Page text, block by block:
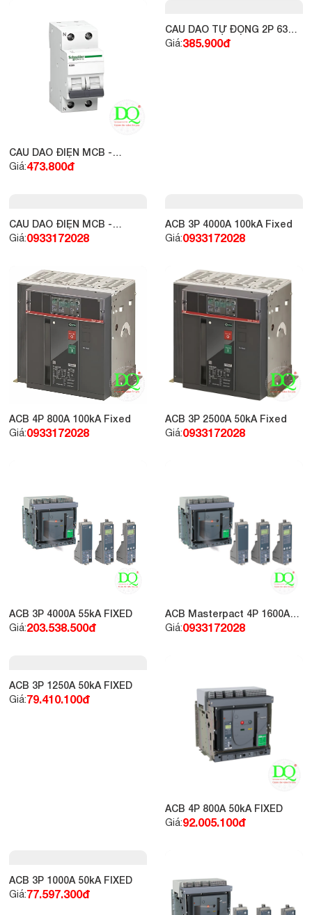
CẦU DAO ĐIỆN MCB -
SCHNEIDER 2P 25A
Giá:473.800đ
CẦU DAO ĐIỆN MCB -
SCHNEIDER EZ9F34206 2P
Giá:0933172028
ACB 3P 4000A 100kA Fixed
Giá:0933172028
ACB 4P 800A 100kA Fixed
Giá:0933172028
ACB 3P 2500A 50kA Fixed
Giá:0933172028
ACB 3P 4000A 55kA FIXED
Giá:203.538.500đ
ACB Masterpact 4P 1600A
50kA 440VAC, NT-FIXED
Giá:0933172028
ACB 3P 1250A 50kA FIXED
Giá: 79.410.100đ
ACB 4P 800A 50kA FIXED
Giá:92.005.100đ